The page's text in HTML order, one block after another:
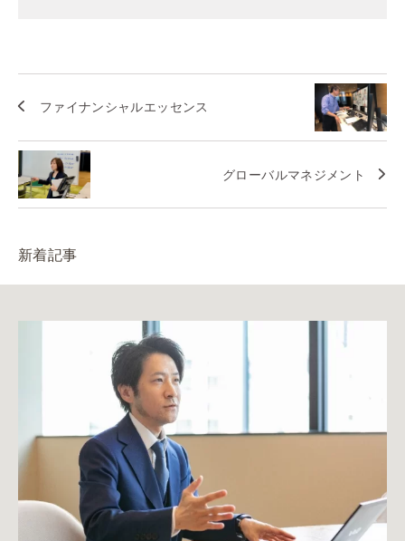
ファイナンシャルエッセンス
グローバルマネジメント
新着記事